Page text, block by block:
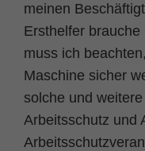
meinen
Ersthelfer
muss ich
Maschine sicher
solche und
Arbeitsschutz und
Anbieter php
Zweck PHPs